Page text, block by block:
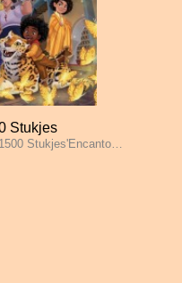
Stukjes
Stukjes'Encanto…